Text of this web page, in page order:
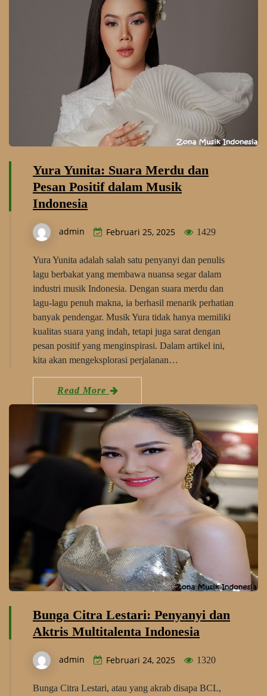
Yura Yunita: Suara Merdu dan
Pesan Positif dalam Musik
Indonesia
admin Februari 25, 2025 1429
Yura Yunita adalah salah satu penyanyi dan penulis
lagu berbakat yang membawa nuansa segar dalam
industri musik Indonesia. Dengan suara merdu dan
lagu-lagu penuh makna, ia berhasil menarik perhatian
banyak pendengar. Musik Yura tidak hanya memiliki
kualitas suara yang indah, tetapi juga sarat dengan
pesan positif yang menginspirasi. Dalam artikel ini,
kita akan mengeksplorasi perjalanan…
Read More
Bunga Citra Lestari: Penyanyi dan
Aktris Multitalenta Indonesia
admin Februari 24, 2025 1320
Bunga Citra Lestari, atau yang akrab disapa BCL,